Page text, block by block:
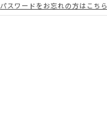
パスワードをお忘れの方はこちら